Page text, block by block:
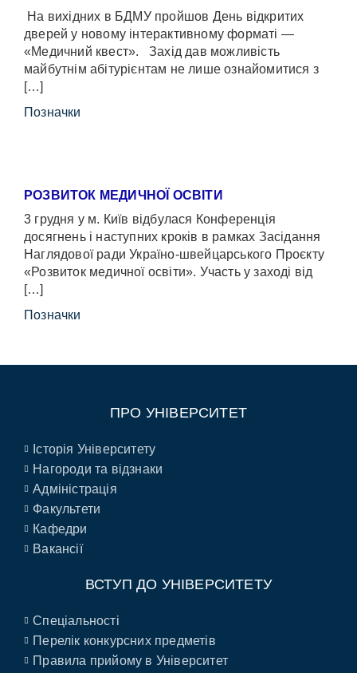
На вихідних в БДМУ пройшов День відкритих
дверей у новому інтерактивному форматі —
«Медичний квест». Захід дав можливість
майбутнім абітурієнтам не лише ознайомитися з
[…]
Позначки
РОЗВИТОК МЕДИЧНОЇ ОСВІТИ
3 грудня у м. Київ відбулася Конференція
досягнень і наступних кроків в рамках Засідання
Наглядової ради Україно-швейцарського Проєкту
«Розвиток медичної освіти». Участь у заході від
[…]
Позначки
ПРО УНІВЕРСИТЕТ
Історія Університету
Нагороди та відзнаки
Адміністрація
Факультети
Кафедри
Вакансії
ВСТУП ДО УНІВЕРСИТЕТУ
Спеціальності
Перелік конкурсних предметів
Правила прийому в Університет